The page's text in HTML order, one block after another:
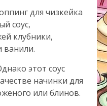
для чизкейка
соус,
клубники,
ванили.
этот соус
начинки для
или блинов.